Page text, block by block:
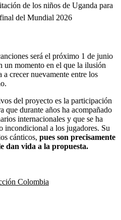
de los niños de Uganda para
del Mundial 2026
será el próximo 1 de junio
un momento en el que la ilusión
crecer nuevamente entre los
del proyecto es la participación
que durante años ha acompañado
internacionales y que se ha
incondicional a los jugadores. Su
cánticos, pues son precisamente
dan vida a la propuesta.
Colombia